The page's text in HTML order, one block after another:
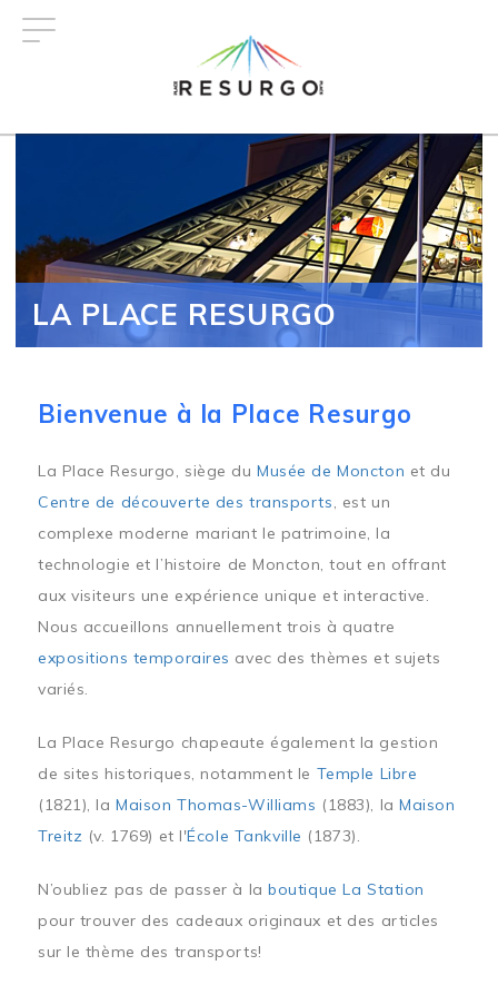
LA PLACE RESURGO
Bienvenue à la Place Resurgo
La Place Resurgo, siège duMusée de Moncton et du
Centre de découverte des transports, est un
complexe moderne mariant le patrimoine, la
technologie et l’histoire de Moncton, tout en offrant
aux visiteurs une expérience unique et interactive.
Nous accueillons annuellement trois à quatre
expositions temporaires avec des thèmes et sujets
variés.
La Place Resurgo chapeaute également la gestion
de sites historiques, notamment le Temple Libre
(1821), laMaison Thomas-Williams (1883), laMaison
Treitz (v. 1769) et l'École Tankville (1873).
N’oubliez pas de passer à laboutique La Station
pour trouver des cadeaux originaux et des articles
sur le thème des transports!